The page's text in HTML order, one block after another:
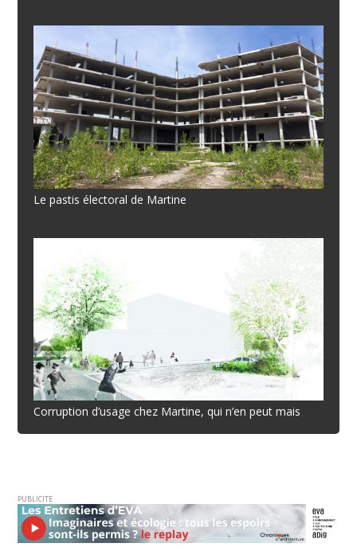
Le pastis électoral de Martine
Corruption d’usage chez Martine, qui n’en peut mais
PUBLICITE